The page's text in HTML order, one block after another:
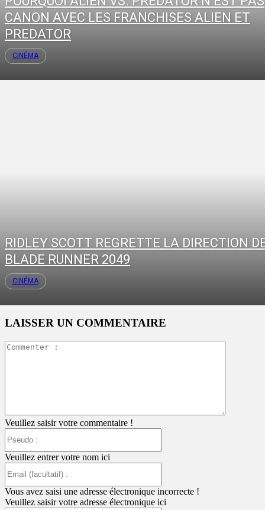
CANON AVEC LES FRANCHISES ALIEN ET
PREDATOR
CINÉMA
RIDLEY SCOTT REGRETTE LA DIRECTION
BLADE RUNNER 2049
CINÉMA
LAISSER UN COMMENTAIRE
Veuillez saisir votre commentaire !
Veuillez entrer votre nom ici
:
Vous avez saisi une adresse électronique incorrecte !
Veuillez saisir votre adresse électronique ici